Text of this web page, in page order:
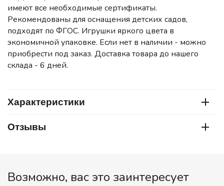
имеют все необходимые сертификаты.
Рекомендованы для оснащения детских садов,
подходят по ФГОС. Игрушки яркого цвета в
экономичной упаковке. Если нет в наличии - можно
приобрести под заказ. Доставка товара до нашего
склада - 6 дней.
Характеристики
Отзывы
Возможно, вас это заинтересует